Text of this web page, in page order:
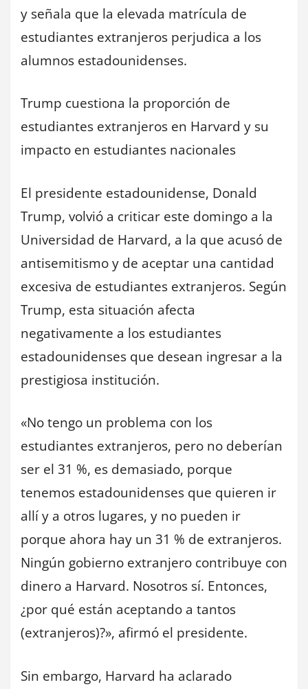
y señala que la elevada matrícula de
estudiantes extranjeros perjudica a los
alumnos estadounidenses.
Trump cuestiona la proporción de
estudiantes extranjeros en Harvard y su
impacto en estudiantes nacionales
El presidente estadounidense, Donald
Trump, volvió a criticar este domingo a la
Universidad de Harvard, a la que acusó de
antisemitismo y de aceptar una cantidad
excesiva de estudiantes extranjeros. Según
Trump, esta situación afecta
negativamente a los estudiantes
estadounidenses que desean ingresar a la
prestigiosa institución.
«No tengo un problema con los
estudiantes extranjeros, pero no deberían
ser el 31 %, es demasiado, porque
tenemos estadounidenses que quieren ir
allí y a otros lugares, y no pueden ir
porque ahora hay un 31 % de extranjeros.
Ningún gobierno extranjero contribuye con
dinero a Harvard. Nosotros sí. Entonces,
¿por qué están aceptando a tantos
(extranjeros)?», afirmó el presidente.
Sin embargo, Harvard ha aclarado